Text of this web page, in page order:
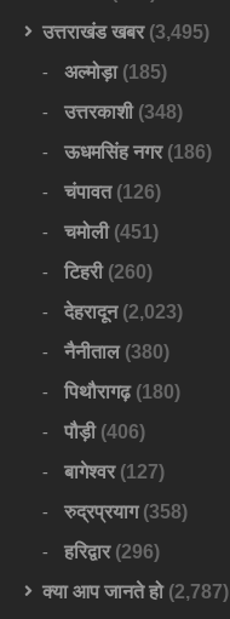
उत्तराखंड खबर(3,495)
अल्मोड़ा(185)
उत्तरकाशी(348)
ऊधमसिंह नगर(186)
चंपावत(126)
चमोली(451)
टिहरी(260)
देहरादून(2,023)
नैनीताल(380)
पिथौरागढ़(180)
पौड़ी(406)
बागेश्वर(127)
रुद्रप्रयाग(358)
हरिद्वार(296)
क्या आप जानते हो(2,787)